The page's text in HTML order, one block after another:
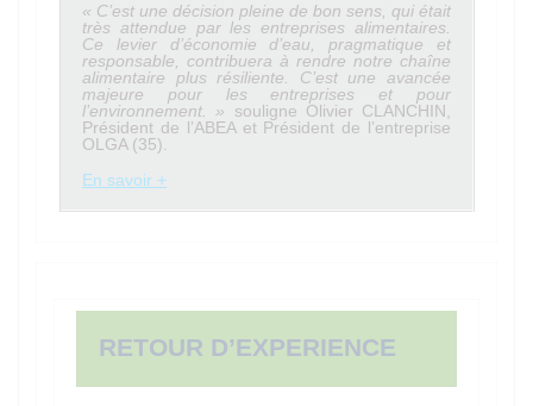
« C’est une décision pleine de bon sens, qui était
très attendue par les entreprises alimentaires.
Ce levier d’économie d’eau, pragmatique et
responsable, contribuera à rendre notre chaîne
alimentaire plus résiliente. C’est une avancée
majeure pour les entreprises et pour
l’environnement. » souligne Olivier CLANCHIN,
Président de l’ABEA et Président de l’entreprise
OLGA (35).
En savoir +
RETOUR D’EXPERIENCE